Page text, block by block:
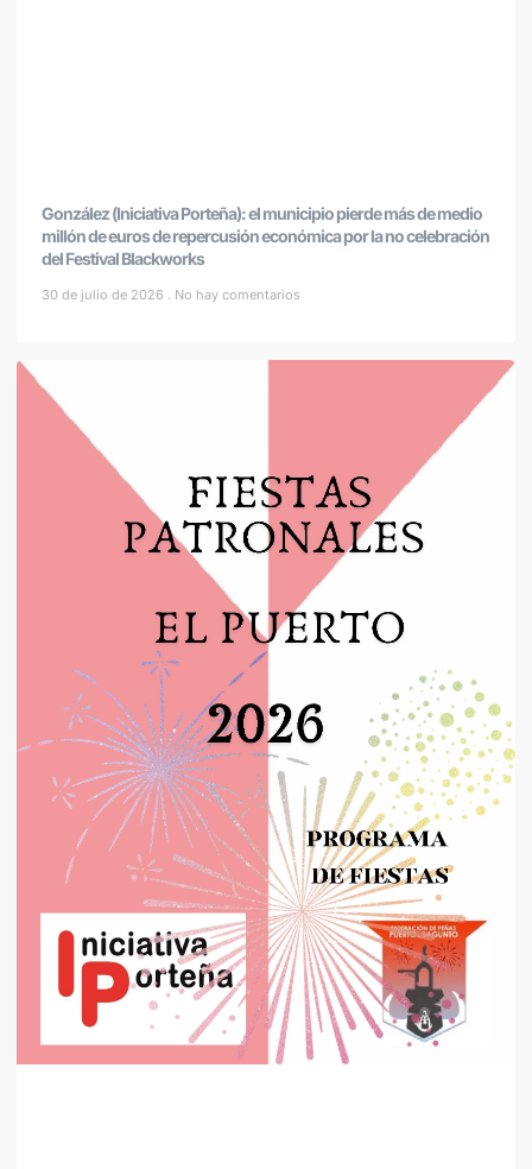
González (Iniciativa Porteña): el municipio pierde más de medio
millón de euros de repercusión económica por la no celebración
del Festival Blackworks
30 de julio de 2026 No hay comentarios